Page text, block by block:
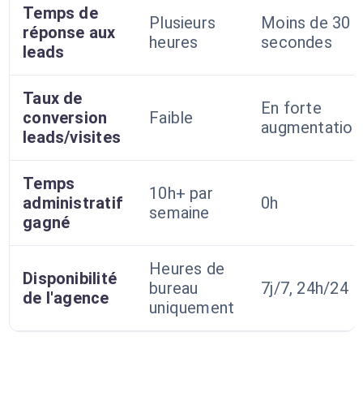
Temps de
réponse aux
leads
Plusieurs
heures
Moins de 30
secondes
Taux de
conversion
leads/visites
Faible
En forte
augmentation
Temps
administratif
gagné
10h+ par
semaine
0h
Disponibilité
de l'agence
Heures de
bureau
uniquement
7j/7, 24h/24